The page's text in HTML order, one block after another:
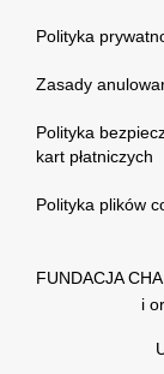
FUNDACJA
i
Polityka
Zasady
Polityka
kart płatniczych
Polityka plików